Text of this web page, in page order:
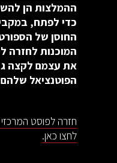
ההמלצות הן
כדי לפתח,
החוסן של
המוכנות לחזרה
את עצמם לקצה
הפוטנציאל
חזרה לפוסט
לחצו כאן.